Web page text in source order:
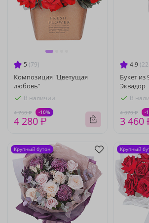
5 (79)
Композиция "Цветущая
любовь"
В наличии
4 760 ₽ -10%
4 280 ₽
4.9
Букет из
Эквадор
В
4 070 ₽ -
3 460
Крупный бутон Крупный